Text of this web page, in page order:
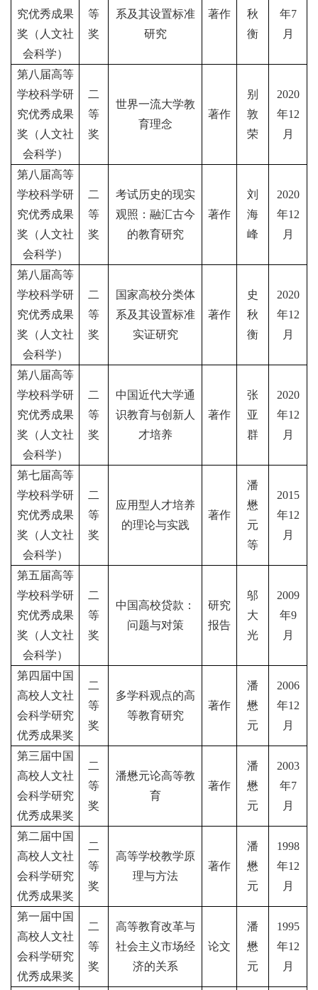
究优秀成果
奖（人文社
会科学）
等
奖
系及其设置标准
研究
著作
秋
衡
年7
月
第八届高等
学校科学研
究优秀成果
奖（人文社
会科学）
二
等
奖
世界一流大学教
育理念
著作
别
敦
荣
2020
年12
月
第八届高等
学校科学研
究优秀成果
奖（人文社
会科学）
二
等
奖
考试历史的现实
观照：融汇古今
的教育研究
著作
刘
海
峰
2020
年12
月
第八届高等
学校科学研
究优秀成果
奖（人文社
会科学）
二
等
奖
国家高校分类体
系及其设置标准
实证研究
著作
史
秋
衡
2020
年12
月
第八届高等
学校科学研
究优秀成果
奖（人文社
会科学）
二
等
奖
中国近代大学通
识教育与创新人
才培养
著作
张
亚
群
2020
年12
月
第七届高等
学校科学研
究优秀成果
奖（人文社
会科学）
二
等
奖
应用型人才培养
的理论与实践
著作
潘
懋
元
等
2015
年12
月
第五届高等
学校科学研
究优秀成果
奖（人文社
会科学）
二
等
奖
中国高校贷款：
问题与对策
研究
报告
邬
大
光
2009
年9
月
第四届中国
高校人文社
会科学研究
优秀成果奖
二
等
奖
多学科观点的高
等教育研究
著作
潘
懋
元
2006
年12
月
第三届中国
高校人文社
会科学研究
优秀成果奖
二
等
奖
潘懋元论高等教
育
著作
潘
懋
元
2003
年7
月
第二届中国
高校人文社
会科学研究
优秀成果奖
二
等
奖
高等学校教学原
理与方法
著作
潘
懋
元
1998
年12
月
第一届中国
高校人文社
会科学研究
优秀成果奖
二
等
奖
高等教育改革与
社会主义市场经
济的关系
论文
潘
懋
元
1995
年12
月